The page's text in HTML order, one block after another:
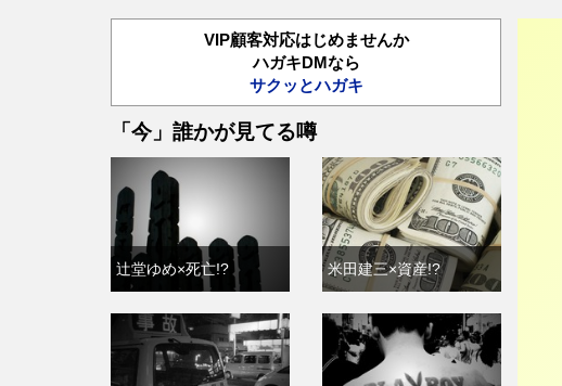
VIP顧客対応はじめませんか
ハガキDMなら
サクッとハガキ
「今」誰かが見てる噂
辻堂ゆめ×死亡!? 米田建三×資産!?